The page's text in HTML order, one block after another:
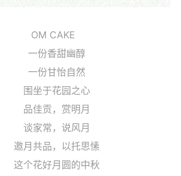
OM CAKE
一份香甜幽醇
一份甘怡自然
围坐于花园之心
品佳贡，赏明月
谈家常，说风月
邀月共品，以托思愫
这个花好月圆的中秋